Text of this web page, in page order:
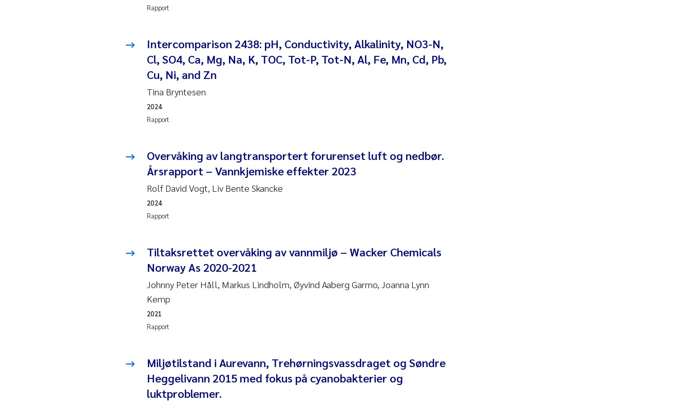
Bert van Bavel
Marianne Mosberg
Hans Nicolai Adam
Mari Moren
Ramon
Liv Bente Skancke
Pierre Franqois Jaccard
Rapport
Intercomparison 2438: pH, Conductivity, Alkalinity, NO3-N,
Cl, SO4, Ca, Mg, Na, K, TOC, Tot-P, Tot-N, Al, Fe, Mn, Cd, Pb,
Cu, Ni, and Zn
Tina Bryntesen
Rapport
2024
Overvåking av langtransportert forurenset luft og nedbør.
Årsrapport – Vannkjemiske effekter 2023
Rolf David Vogt, Liv Bente Skancke
Rapport
2024
Tiltaksrettet overvåking av vannmiljø – Wacker Chemicals
Norway As 2020-2021
Johnny Peter Håll, Markus Lindholm, Øyvind Aaberg Garmo, Joanna Lynn
Kemp
Rapport
2021
Miljøtilstand i Aurevann, Trehørningsvassdraget og Søndre
Heggelivann 2015 med fokus på cyanobakterier og
luktproblemer.